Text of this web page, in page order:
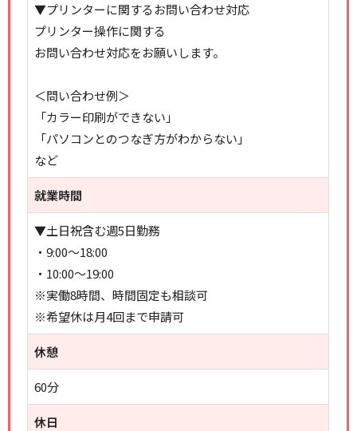
▼プリンターに関するお問い合わせ対応
プリンター操作に関する
お問い合わせ対応をお願いします。
＜問い合わせ例＞
「カラー印刷ができない」
「パソコンとのつなぎ方がわからない」
など
就業時間
▼土日祝含む週5日勤務
・9:00～18:00
・10:00～19:00
※実働8時間、時間固定も相談可
※希望休は月4回まで申請可
休憩
60分
休日